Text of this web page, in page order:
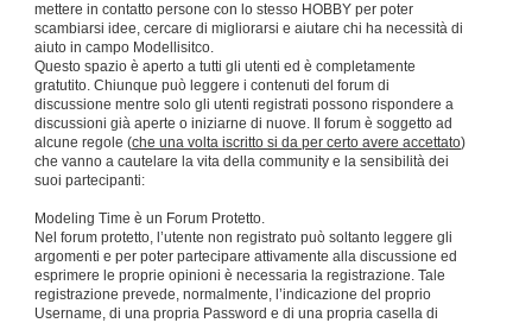
mettere in contatto persone con lo stesso HOBBY per poter
scambiarsi idee, cercare di migliorarsi e aiutare chi ha necessità di
aiuto in campo Modellisitco.
Questo spazio è aperto a tutti gli utenti ed è completamente
gratutito. Chiunque può leggere i contenuti del forum di
discussione mentre solo gli utenti registrati possono rispondere a
discussioni già aperte o iniziarne di nuove. Il forum è soggetto ad
alcune regole (che una volta iscritto si da per certo avere accettato)
che vanno a cautelare la vita della community e la sensibilità dei
suoi partecipanti:
Modeling Time è un Forum Protetto.
Nel forum protetto, l’utente non registrato può soltanto leggere gli
argomenti e per poter partecipare attivamente alla discussione ed
esprimere le proprie opinioni è necessaria la registrazione. Tale
registrazione prevede, normalmente, l’indicazione del proprio
Username, di una propria Password e di una propria casella di